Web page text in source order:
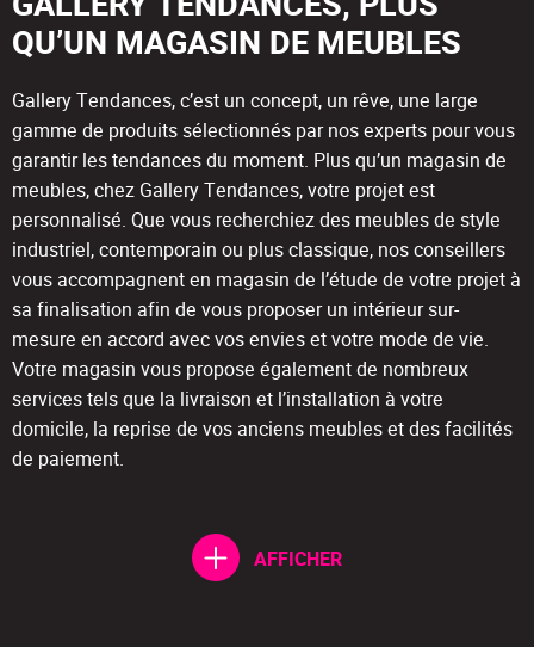
QU’UN MAGASIN DE MEUBLES
Gallery Tendances, c’est un concept, un rêve, une large
gamme de produits sélectionnés par nos experts pour vous
garantir les tendances du moment. Plus qu’un magasin de
meubles, chez Gallery Tendances, votre projet est
personnalisé. Que vous recherchiez des meubles de style
industriel, contemporain ou plus classique, nos conseillers
vous accompagnent en magasin de l’étude de votre projet à
sa finalisation afin de vous proposer un intérieur sur-
mesure en accord avec vos envies et votre mode de vie.
Votre magasin vous propose également de nombreux
services tels que la livraison et l’installation à votre
domicile, la reprise de vos anciens meubles et des facilités
de paiement.
AFFICHER